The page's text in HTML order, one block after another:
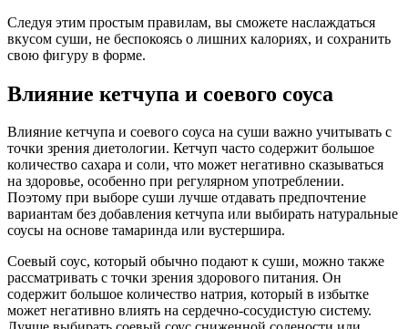
Следуя этим простым правилам, вы сможете наслаждаться
вкусом суши, не беспокоясь о лишних калориях, и сохранить
свою фигуру в форме.
Влияние кетчупа и соевого соуса
Влияние кетчупа и соевого соуса на суши важно учитывать с
точки зрения диетологии. Кетчуп часто содержит большое
количество сахара и соли, что может негативно сказываться
на здоровье, особенно при регулярном употреблении.
Поэтому при выборе суши лучше отдавать предпочтение
вариантам без добавления кетчупа или выбирать натуральные
соусы на основе тамаринда или вустершира.
Соевый соус, который обычно подают к суши, можно также
рассматривать с точки зрения здорового питания. Он
содержит большое количество натрия, который в избытке
может негативно влиять на сердечно-сосудистую систему.